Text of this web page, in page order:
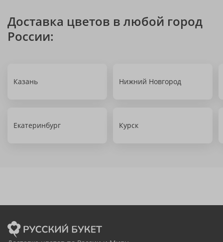
Доставка цветов в любой город
России:
Казань Нижний Новгород
Екатеринбург Курск